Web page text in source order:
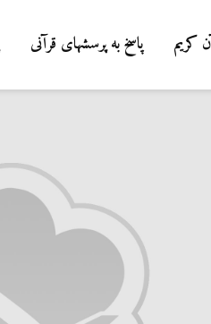
کریم پاسخ به پرسشهای قرآنی